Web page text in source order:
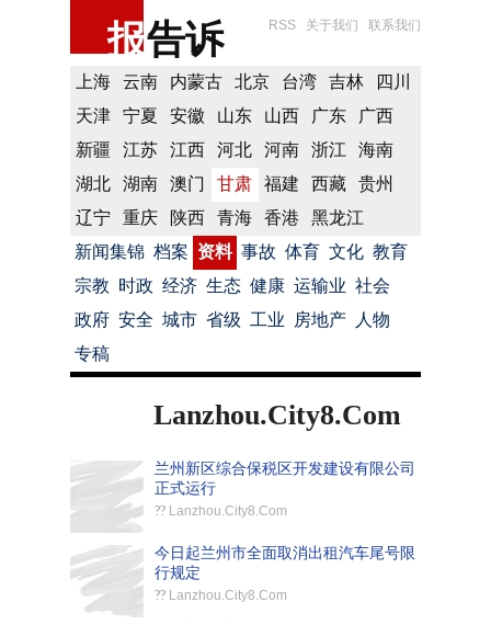
报告诉 RSS 关于我们 联系我们
上海 云南 内蒙古 北京 台湾 吉林
四川
天津
宁夏 安徽 山东 山西 广东
广西
新疆
江苏 江西 河北 河南 浙江
海南
湖北
湖南 澳门 甘肃 福建 西藏
贵州
辽宁
重庆 陕西 青海 香港
黑龙江
新闻集锦 档案 资料 事故 体育 文化 教育
宗教 时政 经济 生态 健康 运输业 社会
政府 安全 城市 省级 工业 房地产
人物
专稿
Lanzhou.City8.Com
兰州新区综合保税区开发建设有限公司
正式运行
?? Lanzhou.City8.Com
今日起兰州市全面取消出租汽车尾号限
行规定
?? Lanzhou.City8.Com